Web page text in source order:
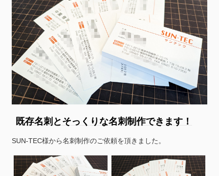
既存名刺とそっくりな名刺制作できます！
SUN-TEC様から名刺制作のご依頼を頂きました。